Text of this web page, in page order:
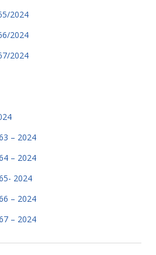
2024
2024
2024
– 2024
– 2024
2024
– 2024
– 2024